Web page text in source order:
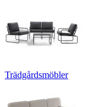
Trädgårdsmöbler